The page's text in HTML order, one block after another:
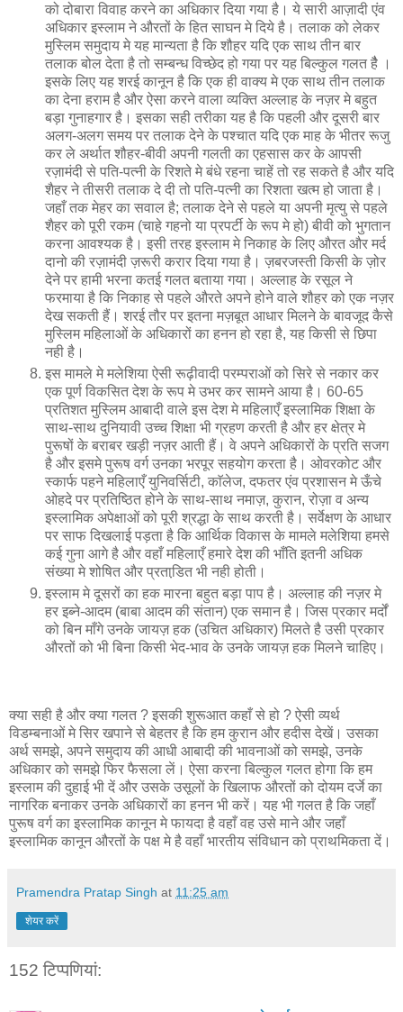
को दोबारा विवाह करने का अधिकार दिया गया है। ये सारी आज़ादी एंव
अधिकार इस्लाम ने औरतों के हित साघन मे दिये है। तलाक को लेकर
मुस्लिम समुदाय मे यह मान्यता है कि शौहर यदि एक साथ तीन बार
तलाक बोल देता है तो सम्बन्ध विच्छेद हो गया पर यह बिल्कुल गलत हैै ।
इसके लिए यह शरई कानून है कि एक ही वाक्य मे एक साथ तीन तलाक
का देना हराम है और ऐसा करने वाला व्यक्ति अल्लाह के नज़र मे बहुत
बड़ा गुनाहगार है। इसका सही तरीका यह है कि पहली और दूसरी बार
अलग-अलग समय पर तलाक देने के पश्चात यदि एक माह के भीतर रूजु
कर ले अर्थात शौहर-बीवी अपनी गलती का एहसास कर के आपसी
रज़ामंदी से पति-पत्नी के रिशते मे बंधे रहना चाहें तो रह सकते है और यदि
शैहर ने तीसरी तलाक दे दी तो पति-पत्नी का रिशता खत्म हो जाता है।
जहाँ तक मेहर का सवाल है; तलाक देने से पहले या अपनी मृत्यु से पहले
शैहर को पूरी रकम (चाहे गहनो या प्रपर्टी के रूप मे हो) बीवी को भुगतान
करना आवश्यक है। इसी तरह इस्लाम मे निकाह के लिए औरत और मर्द
दानो की रज़ामंदी ज़रूरी करार दिया गया है। ज़बरजस्ती किसी के ज़ोर
देने पर हामी भरना कतई गलत बताया गया। अल्लाह के रसूल ने
फरमाया है कि निकाह से पहले औरते अपने होने वाले शौहर को एक नज़र
देख सकती हैं। शरई तौर पर इतना मज़बूत आधार मिलने के बावजूद कैसे
मुस्लिम महिलाओं के अधिकारों का हनन हो रहा है, यह किसी से छिपा
नही है।
इस मामले मे मलेशिया ऐसी रूढ़ीवादी परम्पराओं को सिरे से नकार कर
एक पूर्ण विकसित देश के रूप मे उभर कर सामने आया है। 60-65
प्रतिशत मुस्लिम आबादी वाले इस देश मे महिलाएँ इस्लामिक शिक्षा के
साथ-साथ दुनियावी उच्च शिक्षा भी ग्रहण करती है और हर क्षेत्र मे
पुरूषों के बराबर खड़ी नज़र आती हैं। वे अपने अधिकारों के प्रति सजग
है और इसमे पुरूष वर्ग उनका भरपूर सहयोग करता है। ओवरकोट और
स्कार्फ पहने महिलाएँ युनिवर्सिटी, काॅलेज, दफतर एंव प्रशासन मे ऊँचे
ओहदे पर प्रतिष्ठित होने के साथ-साथ नमाज़, कुरान, रोज़ा व अन्य
इस्लामिक अपेक्षाओं को पूरी श्रद्धा के साथ करती है। सर्वेक्षण के आधार
पर साफ दिखलाई पड़ता है कि आर्थिक विकास के मामले मलेशिया हमसे
कई गुना आगे है और वहाँ महिलाएँ हमारे देश की भाँति इतनी अधिक
संख्या मे शोषित और प्रताडि़त भी नही होती।
इस्लाम मे दूसरों का हक मारना बहुत बड़ा पाप है। अल्लाह की नज़र मे
हर इब्ने-आदम (बाबा आदम की संतान) एक समान है। जिस प्रकार मर्दों
को बिन माँगे उनके जायज़ हक (उचित अधिकार) मिलते है उसी प्रकार
औरतों को भी बिना किसी भेद-भाव के उनके जायज़ हक मिलने चाहिए।
क्या सही है और क्या गलत ? इसकी शुरूआत कहाँ से हो ? ऐसी व्यर्थ
विडम्बनाओं मे सिर खपाने से बेहतर है कि हम कुरान और हदीस देखें। उसका
अर्थ समझे, अपने समुदाय की आधी आबादी की भावनाओं को समझे, उनके
अधिकार को समझे फिर फैसला लें। ऐसा करना बिल्कुल गलत होगा कि हम
इस्लाम की दुहाई भी दें और उसके उसूलों के खिलाफ औरतों को दोयम दर्जे का
नागरिक बनाकर उनके अधिकारों का हनन भी करें। यह भी गलत है कि जहाँ
पुरूष वर्ग का इस्लामिक कानून मे फायदा है वहाँ वह उसे माने और जहाँ
इस्लामिक कानून औरतों के पक्ष मे है वहाँ भारतीय संविधान को प्राथमिकता दें।
Pramendra Pratap Singh at 11:25 am
शेयर करें
152 टिप्‍पणियां: